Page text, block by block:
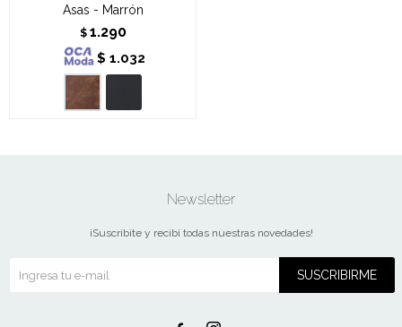
Asas - Marrón
$ 1.290
$ 1.032
Newsletter
¡Suscribite y recibí todas nuestras novedades!
SUSCRIBIRME